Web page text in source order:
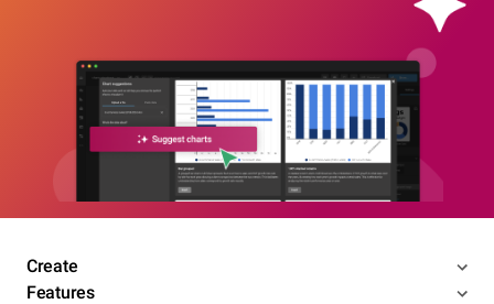
Create
Features